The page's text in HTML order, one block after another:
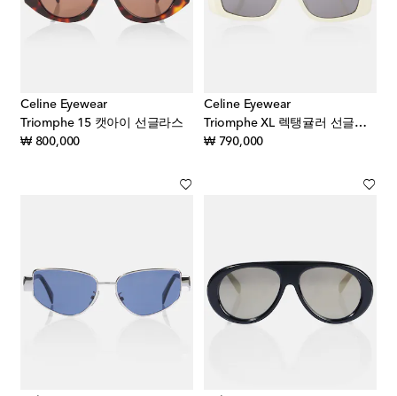
Celine Eyewear
Triomphe 15 캣아이 선글라스
₩ 800,000original price
Celine Eyewear
Triomphe XL 렉탱귤러 선글라스
₩ 790,000original price